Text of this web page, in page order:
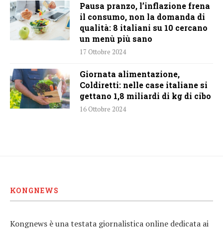
Pausa pranzo, l’inflazione frena
il consumo, non la domanda di
qualità: 8 italiani su 10 cercano
un menù più sano
17 Ottobre 2024
Giornata alimentazione,
Coldiretti: nelle case italiane si
gettano 1,8 miliardi di kg di cibo
16 Ottobre 2024
KONGNEWS
Kongnews è una testata giornalistica online dedicata ai